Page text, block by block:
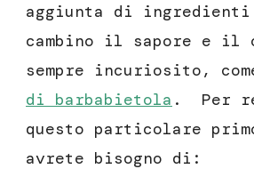
aggiunta di ingredienti
cambino il sapore e il
sempre incuriosito,
di barbabietola . Per
questo particolare
avrete bisogno di: